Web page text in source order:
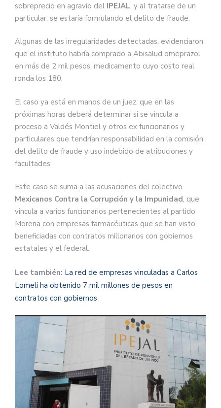
sobreprecio en agravio del IPEJAL, y al tratarse de un
particular, se estaría formulando el delito de fraude.
Algunas de las irregularidades detectadas, evidenciaron
que el instituto habría comprado a Abisalud omeprazol
en más de 2 mil pesos, medicamento cuyo costo real
ronda los 180.
El caso ya está en manos de un juez, que en las
próximas horas deberá determinar si se vincula a
proceso a Valdés Montiel y otros ex funcionarios y
particulares que tendrían responsabilidad en la comisión
del delito de fraude y uso indebido de atribuciones y
facultades.
Este caso se suma a las acusaciones del colectivo
Mexicanos Contra la Corrupción y la Impunidad, que
vincula a varios funcionarios pertenecientes al partido
Morena con empresas farmacéuticas que se han visto
beneficiadas con contratos millonarios con gobiernos
estatales y el federal.
Lee también: La red de empresas vinculadas a Carlos
Lomelí ha obtenido 7 mil millones de pesos en
contratos con gobiernos